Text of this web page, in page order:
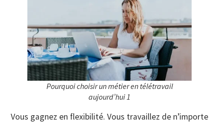
Pourquoi choisir un métier en télétravail
aujourd’hui 1
Vous gagnez en flexibilité. Vous travaillez de n’importe